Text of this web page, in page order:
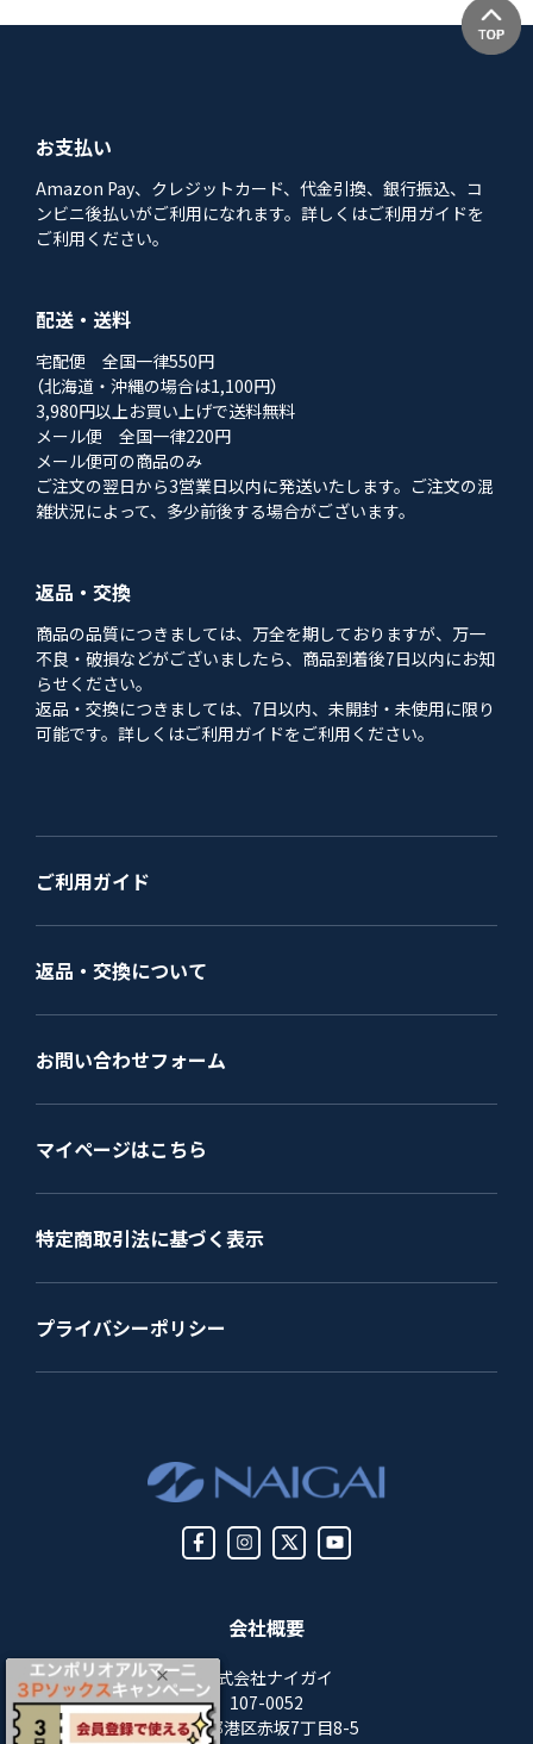
会社概要
株式会社ナイガイ
107-0052
東京都港区赤坂7丁目8-5
お支払い
Amazon Pay、クレジットカード、代金引換、銀行振込、コ
ンビニ後払いがご利用になれます。詳しくはご利用ガイドを
ご利用ください。
配送・送料
宅配便 全国一律550円
（北海道・沖縄の場合は1,100円）
3,980円以上お買い上げで送料無料
メール便 全国一律220円
メール便可の商品のみ
ご注文の翌日から3営業日以内に発送いたします。ご注文の混
雑状況によって、多少前後する場合がございます。
返品・交換
商品の品質につきましては、万全を期しておりますが、万一
不良・破損などがございましたら、商品到着後7日以内にお知
らせください。
返品・交換につきましては、7日以内、未開封・未使用に限り
可能です。詳しくはご利用ガイドをご利用ください。
ご利用ガイド
返品・交換について
お問い合わせフォーム
マイページはこちら
特定商取引法に基づく表示
プライバシーポリシー